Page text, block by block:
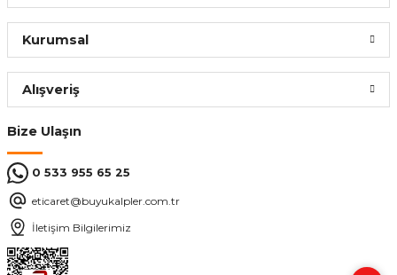
Bize Ulaşın
0 533 955 65 25
eticaret@buyukalpler.com.tr
İletişim Bilgilerimiz
Kurumsal
Alışveriş